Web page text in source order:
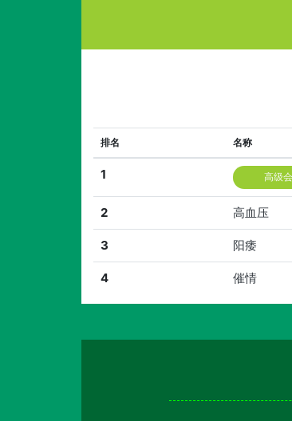
排名 名称
1 高级
2 高血压
3 阳痿
4 催情